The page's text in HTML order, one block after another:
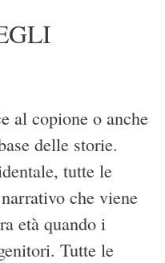
al copione o anche
delle storie.
tutte le
che viene
età quando i
Tutte le